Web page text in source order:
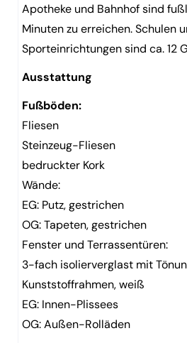
Apotheke und Bahnhof sind
Minuten zu erreichen. Schulen
Sporteinrichtungen sind ca. 12
Ausstattung
Fußböden:
Fliesen
Steinzeug-Fliesen
bedruckter Kork
Wände:
EG: Putz, gestrichen
OG: Tapeten, gestrichen
Fenster und Terrassentüren:
3-fach isolierverglast mit
Kunststoffrahmen, weiß
EG: Innen-Plissees
OG: Außen-Rolläden